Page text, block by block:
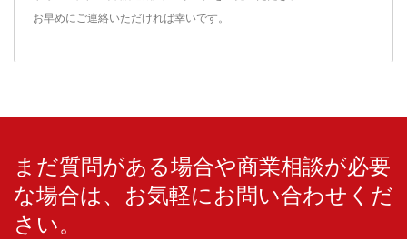
お早めにご連絡いただければ幸いです。
まだ質問がある場合や商業相談が必要
な場合は、お気軽にお問い合わせくだ
さい。